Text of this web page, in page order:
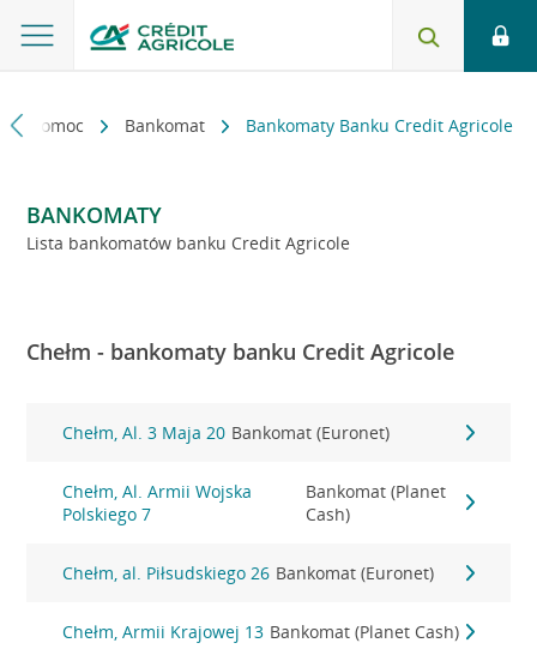
i pomoc Bankomat Bankomaty Banku Credit Agricole
BANKOMATY
Lista bankomatów banku Credit Agricole
Chełm - bankomaty banku Credit Agricole
Chełm, Al. 3 Maja 20 Bankomat (Euronet)
Chełm, Al. Armii Wojska
Polskiego 7
Bankomat (Planet
Cash)
Chełm, al. Piłsudskiego 26 Bankomat (Euronet)
Chełm, Armii Krajowej 13 Bankomat (Planet Cash)